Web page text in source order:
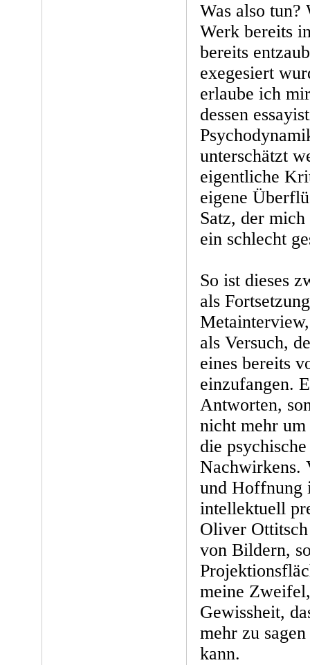
Was also tun?
Werk bereits
bereits
exegesiert
erlaube ich
dessen
unterschätzt
eigentliche
eigene
Satz, der
ein schlecht
So ist dieses
als
als Versuch,
eines bereits
einzufangen.
Antworten,
nicht mehr um
die
Nachwirkens.
und Hoffnung
intellektuell
Oliver
von Bildern,
meine
Gewissheit,
mehr zu
kann.